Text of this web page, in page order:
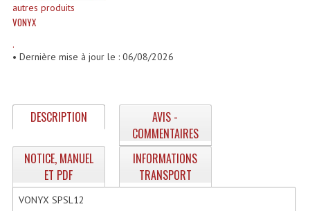
Enceintes (Ecoutes De Studio)
Enceintes Autonomes Portables Amplifiées
Enceintes Hifi
Enceintes Monitoring
autres produits
VONYX
.
• Dernière mise à jour le : 06/08/2026
DESCRIPTION
AVIS -
COMMENTAIRES
NOTICE, MANUEL
ET PDF
INFORMATIONS
TRANSPORT
VONYX SPSL12